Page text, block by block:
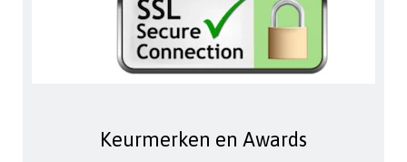
Keurmerken en Awards